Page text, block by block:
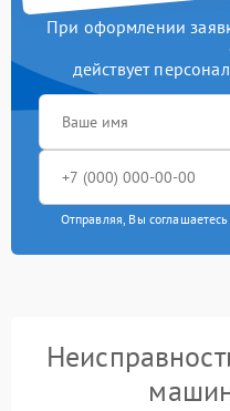
При оформлении
действует
Отправляя, Вы соглашаетесь